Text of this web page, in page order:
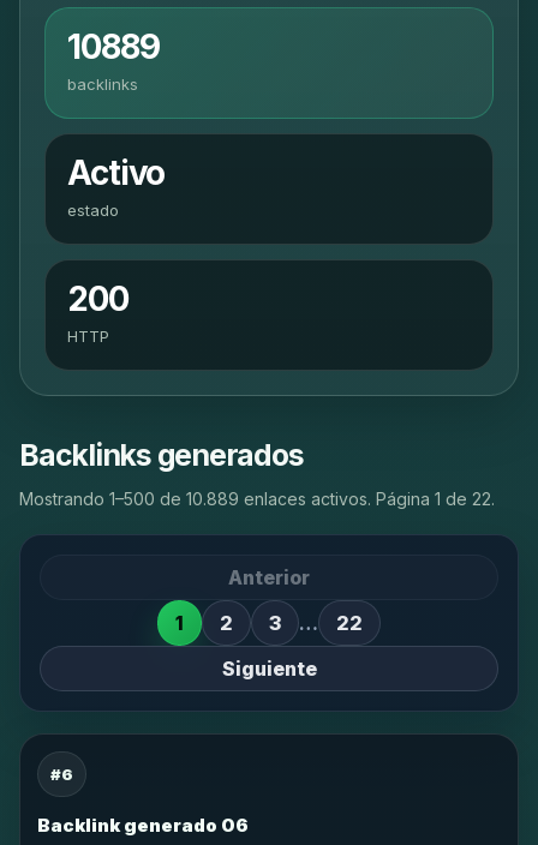
10889
backlinks
Activo
estado
200
HTTP
Backlinks generados
Mostrando 1–500 de 10.889 enlaces activos. Página 1 de 22.
Anterior
1
2 3 …
22
Siguiente
#6
Backlink generado 06